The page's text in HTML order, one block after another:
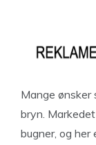
Mange ønsker
bryn.
bugner, og